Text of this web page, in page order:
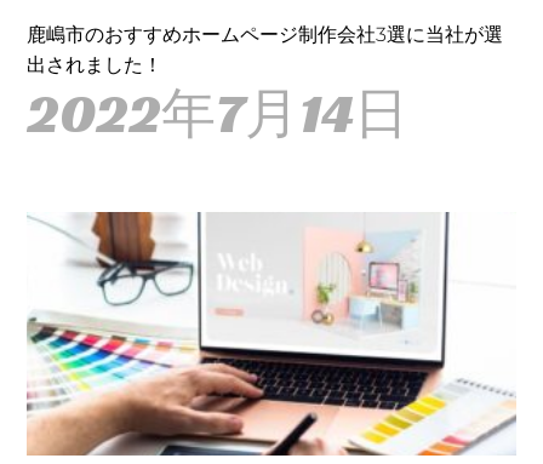
鹿嶋市のおすすめホームページ制作会社3選に当社が選
出されました！
2022年7月14日